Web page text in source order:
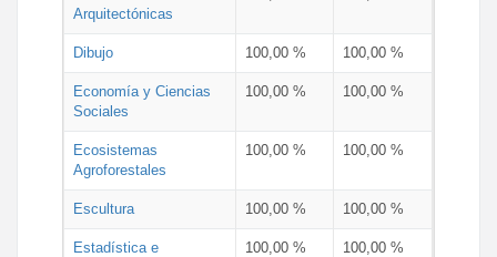
Arquitectónicas
Dibujo 100,00 % 100,00 %
Economía y Ciencias
Sociales
100,00 % 100,00 %
Ecosistemas
Agroforestales
100,00 % 100,00 %
Escultura 100,00 % 100,00 %
Estadística e
100,00 % 100,00 %